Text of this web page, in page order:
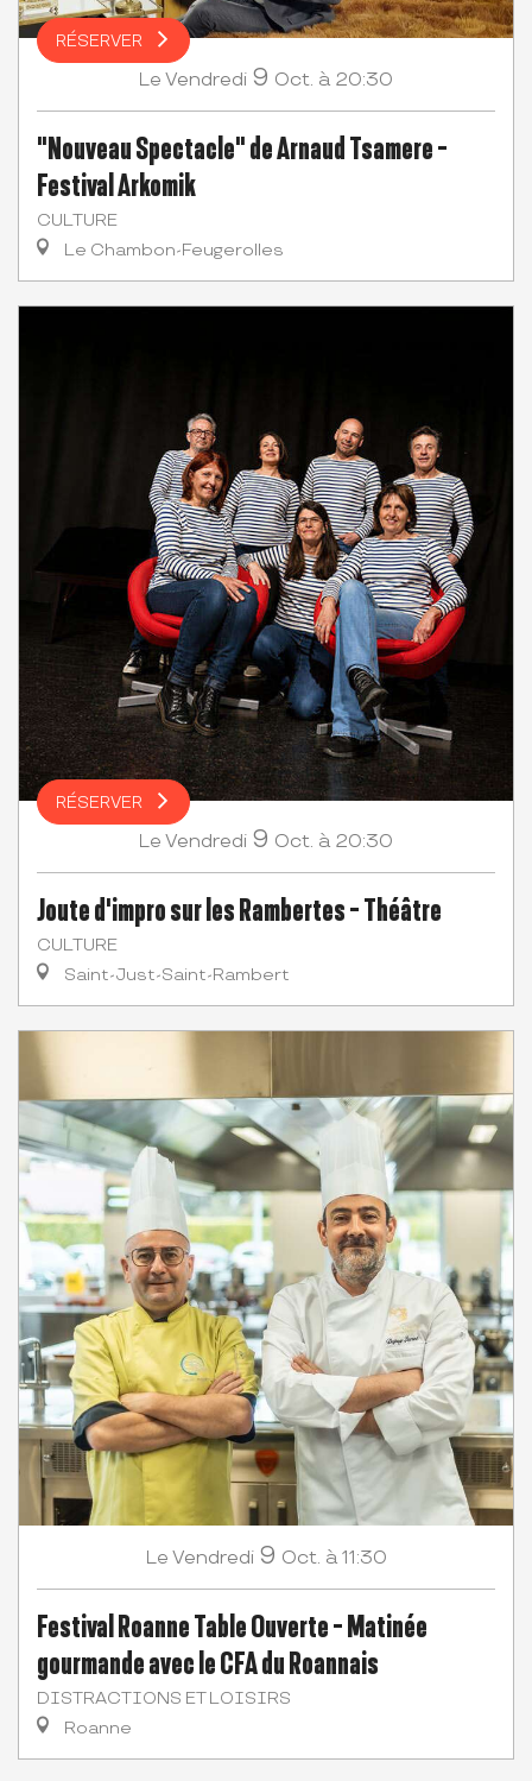
RÉSERVER
Le Vendredi 9 Oct. à 20:30
"Nouveau Spectacle" de Arnaud Tsamere -
Festival Arkomik
CULTURE
Le Chambon-Feugerolles
RÉSERVER
Le Vendredi 9 Oct. à 20:30
Joute d'impro sur les Rambertes - Théâtre
CULTURE
Saint-Just-Saint-Rambert
Le Vendredi 9 Oct. à 11:30
Festival Roanne Table Ouverte - Matinée
gourmande avec le CFA du Roannais
DISTRACTIONS ET LOISIRS
Roanne